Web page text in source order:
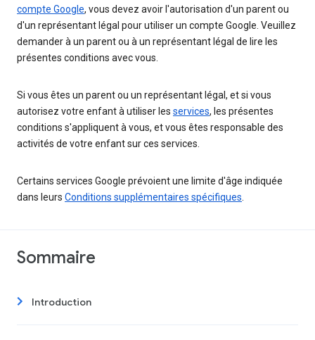
compte Google, vous devez avoir l'autorisation d'un parent ou
d'un représentant légal pour utiliser un compte Google. Veuillez
demander à un parent ou à un représentant légal de lire les
présentes conditions avec vous.
Si vous êtes un parent ou un représentant légal, et si vous
autorisez votre enfant à utiliser les services, les présentes
conditions s'appliquent à vous, et vous êtes responsable des
activités de votre enfant sur ces services.
Certains services Google prévoient une limite d'âge indiquée
dans leurs Conditions supplémentaires spécifiques
Sommaire
Introduction